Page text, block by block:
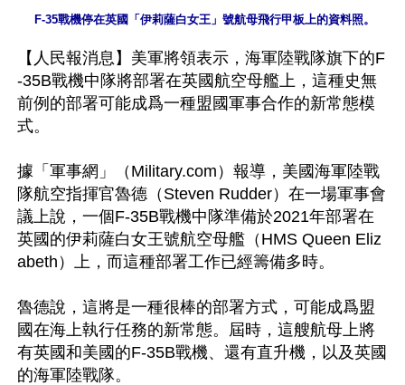
【人民報消息】美軍將領表示，海軍陸戰隊旗下的F
-35B戰機中隊將部署在英國航空母艦上，這種史無
前例的部署可能成爲一種盟國軍事合作的新常態模
式。
據「軍事網」（Military.com）報導，美國海軍陸戰
隊航空指揮官魯德（Steven Rudder）在一場軍事會
議上說，一個F-35B戰機中隊準備於2021年部署在
英國的伊莉薩白女王號航空母艦（HMS Queen Eliz
abeth）上，而這種部署工作已經籌備多時。
魯德說，這將是一種很棒的部署方式，可能成爲盟
國在海上執行任務的新常態。屆時，這艘航母上將
有英國和美國的F-35B戰機、還有直升機，以及英國
的海軍陸戰隊。